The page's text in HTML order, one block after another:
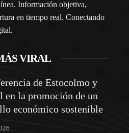
Información objetiva,
en tiempo real. Conectando
VIRAL
de Estocolmo y
en la promoción de un
económico sostenible